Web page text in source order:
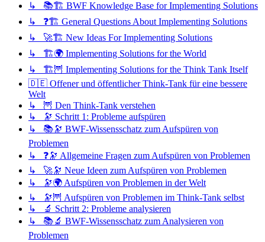
↳ 📚🏗️ BWF Knowledge Base for Implementing Solutions
↳ ❓🏗️ General Questions About Implementing Solutions
↳ 🚀🏗️ New Ideas For Implementing Solutions
↳ 🏗️🌍 Implementing Solutions for the World
↳ 🏗️🦉 Implementing Solutions for the Think Tank Itself
🇩🇪 Offener und öffentlicher Think-Tank für eine bessere
Welt
↳ 🦉 Den Think-Tank verstehen
↳ 🔭 Schritt 1: Probleme aufspüren
↳ 📚🔭 BWF-Wissensschatz zum Aufspüren von
Problemen
↳ ❓🔭 Allgemeine Fragen zum Aufspüren von Problemen
↳ 🚀🔭 Neue Ideen zum Aufspüren von Problemen
↳ 🔭🌍 Aufspüren von Problemen in der Welt
↳ 🔭🦉 Aufspüren von Problemen im Think-Tank selbst
↳ 🔬 Schritt 2: Probleme analysieren
↳ 📚🔬 BWF-Wissensschatz zum Analysieren von
Problemen